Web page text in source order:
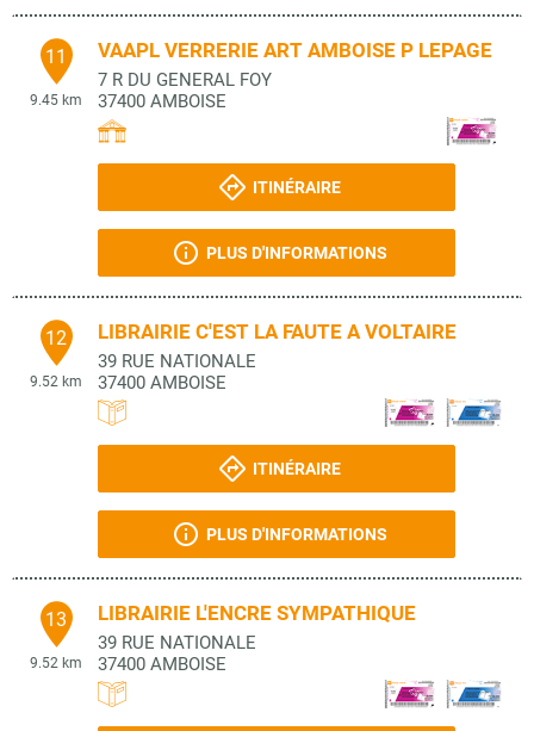
11
9.45 km
VAAPL VERRERIE ART AMBOISE P LEPAGE
7 R DU GENERAL FOY
37400 AMBOISE
ITINÉRAIRE
PLUS D'INFORMATIONS
12
9.52 km
LIBRAIRIE C'EST LA FAUTE A VOLTAIRE
39 RUE NATIONALE
37400 AMBOISE
ITINÉRAIRE
PLUS D'INFORMATIONS
13
9.52 km
LIBRAIRIE L'ENCRE SYMPATHIQUE
39 RUE NATIONALE
37400 AMBOISE